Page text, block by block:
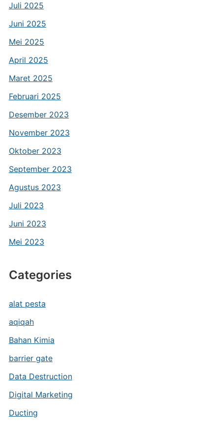
Juli 2025
Juni 2025
Mei 2025
April 2025
Maret 2025
Februari 2025
Desember 2023
November 2023
Oktober 2023
September 2023
Agustus 2023
Juli 2023
Juni 2023
Mei 2023
Categories
alat pesta
aqiqah
Bahan Kimia
barrier gate
Data Destruction
Digital Marketing
Ducting